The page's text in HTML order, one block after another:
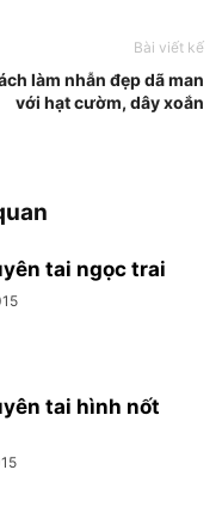
Bài viết kế
làm nhẫn đẹp dã man
với hạt cườm, dây xoắn
tai ngọc trai
tai hình nốt